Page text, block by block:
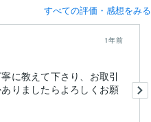
すべての評価・感想をみる
1年前
に教えて下さり、お取引
りましたらよろしくお願